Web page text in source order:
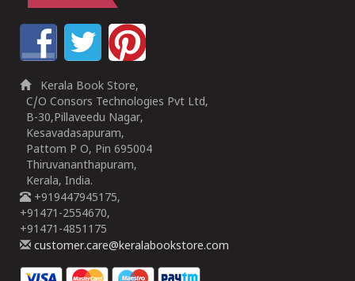
Kerala Book Store,
C/O Consors Technologies Pvt Ltd,
B-30,Pillaveedu Nagar,
Kesavadasapuram,
Pattom P O, Pin 695004
Thiruvananthapuram,
Kerala, India.
+919447945175,
+91471-2554670,
+91471-4851175
customer.care@keralabookstore.com